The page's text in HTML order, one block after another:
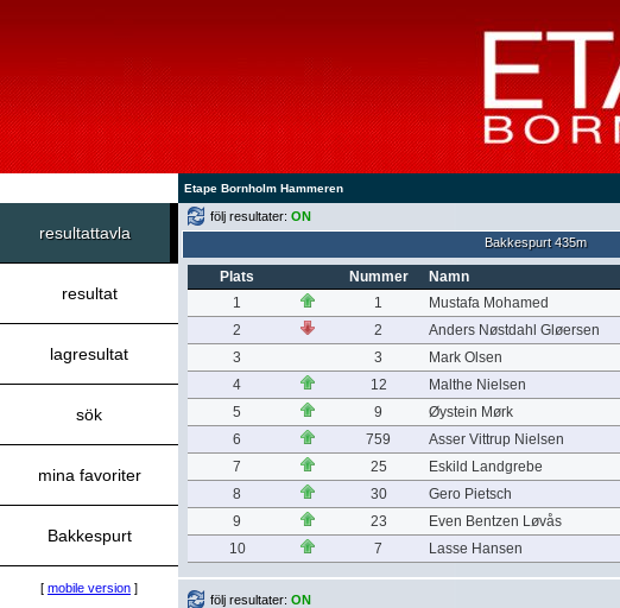
Etape Bornholm Hammeren
resultattavla
resultat
lagresultat
sök
mina favoriter
Bakkespurt
[ mobile version ]
följ resultater: ON
Bakkespurt 435m
Plats Nummer Namn
1
1 Mustafa Mohamed
2
2 Anders Nøstdahl Gløersen
3
3 Mark Olsen
4
12 Malthe Nielsen
5
9 Øystein Mørk
6
759 Asser Vittrup Nielsen
7
25 Eskild Landgrebe
8
30 Gero Pietsch
9
23 Even Bentzen Løvås
10
7 Lasse Hansen
följ resultater: ON